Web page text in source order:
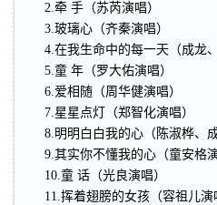
2.牵 手（苏芮演唱）
3.玻璃心（齐秦演唱）
4.在我生命中的每一天（成龙
5.童 年（罗大佑演唱）
6.爱相随（周华健演唱）
7.星星点灯（郑智化演唱）
8.明明白白我的心（陈淑桦、成
9.其实你不懂我的心（童安格演
10.童 话（光良演唱）
11.挥着翅膀的女孩（容祖儿演